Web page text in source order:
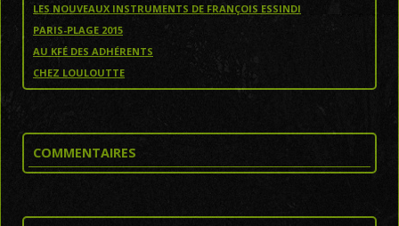
LES NOUVEAUX INSTRUMENTS DE FRANÇOIS ESSINDI
PARIS-PLAGE 2015
AU KFÉ DES ADHÉRENTS
CHEZ LOULOUTTE
COMMENTAIRES